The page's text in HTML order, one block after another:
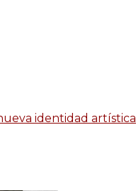
identidad artística